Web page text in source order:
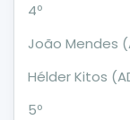
4º
João Mendes
Hélder Kitos
5º